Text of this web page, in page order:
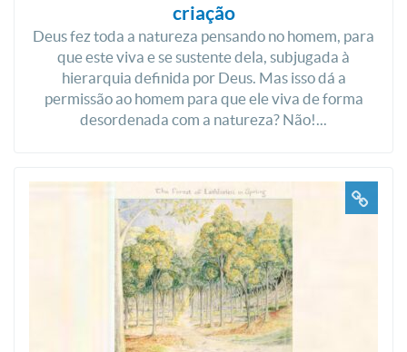
criação
Deus fez toda a natureza pensando no homem, para
que este viva e se sustente dela, subjugada à
hierarquia definida por Deus. Mas isso dá a
permissão ao homem para que ele viva de forma
desordenada com a natureza? Não!...